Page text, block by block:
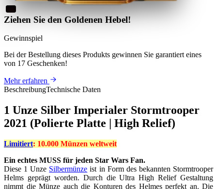
Ziehen Sie den Goldenen Hebel!
Gewinnspiel
Bei der Bestellung dieses Produkts gewinnen Sie garantiert eines
von 17 Geschenken!
Mehr erfahren
BeschreibungTechnische Daten
1 Unze Silber Imperialer Stormtrooper
2021 (Polierte Platte | High Relief)
Limitiert: 10.000 Münzen weltweit
Ein echtes MUSS für jeden Star Wars Fan.
Diese 1 Unze Silbermünze ist in Form des bekannten Stormtrooper
Helms geprägt worden. Durch die Ultra High Relief Gestaltung
nimmt die Münze auch die Konturen des Helmes perfekt an. Die